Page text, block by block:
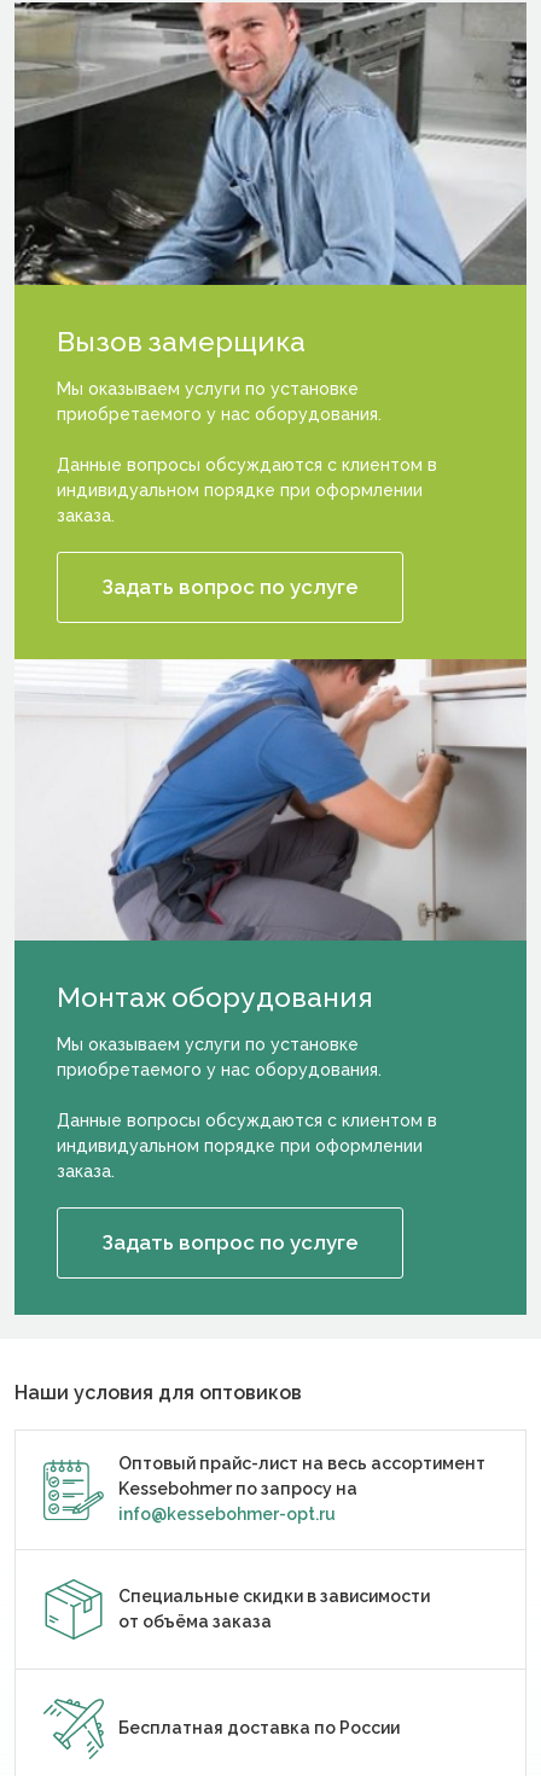
Вызов замерщика
Мы оказываем услуги по установке
приобретаемого у нас оборудования.
Данные вопросы обсуждаются с клиентом в
индивидуальном порядке при оформлении
заказа.
Задать вопрос по услуге
Монтаж оборудова­ния
Мы оказываем услуги по установке
приобретаемого у нас оборудования.
Данные вопросы обсуждаются с клиентом в
индивидуальном порядке при оформлении
заказа.
Задать вопрос по услуге
Наши условия для оптовиков
Оптовый прайс-лист на весь ассортимент
Kessebohmer по запросу на
info@kessebohmer-opt.ru
Специальные скидки в зависимости
от объёма заказа
Бесплатная доставка по России